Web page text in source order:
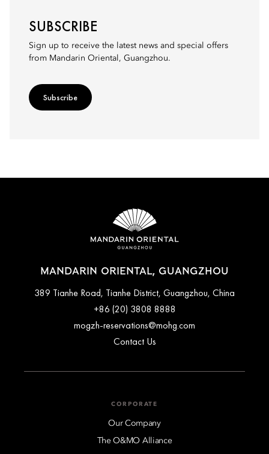
SUBSCRIBE
Sign up to receive the latest news and special offers
from Mandarin Oriental, Guangzhou.
Subscribe
MANDARIN ORIENTAL, GUANGZHOU
389 Tianhe Road, Tianhe District, Guangzhou, China
+86 (20) 3808 8888
mogzh-reservations@mohg.com
Contact Us
CORPORATE
Our Company
The O&MO Alliance